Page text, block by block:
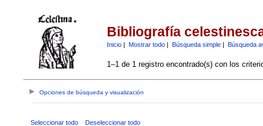
Bibliografía
Inicio| Mostrar todo| Búsqueda simple| Búsqueda
1–1 de 1 registro encontrado(s) con los
Opciones de búsqueda y visualización
Seleccionar todo Deseleccionar todo